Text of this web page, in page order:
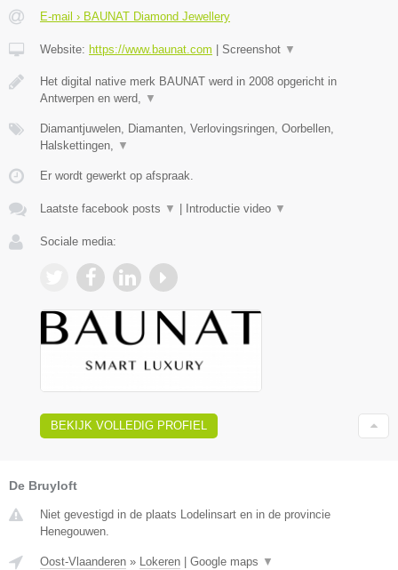
E-mail › BAUNAT Diamond Jewellery
Website: https://www.baunat.com Screenshot ▼
Het digital native merk BAUNAT werd in 2008 opgericht in
Antwerpen en werd, ▼
Diamantjuwelen, Diamanten, Verlovingsringen, Oorbellen,
Halskettingen, ▼
Er wordt gewerkt op afspraak.
Laatste facebook posts ▼ Introductie video ▼
Sociale media:
BEKIJK VOLLEDIG PROFIEL
De Bruyloft
Niet gevestigd in de plaats Lodelinsart en in de provincie
Henegouwen.
Oost-Vlaanderen » Lokeren Google maps ▼